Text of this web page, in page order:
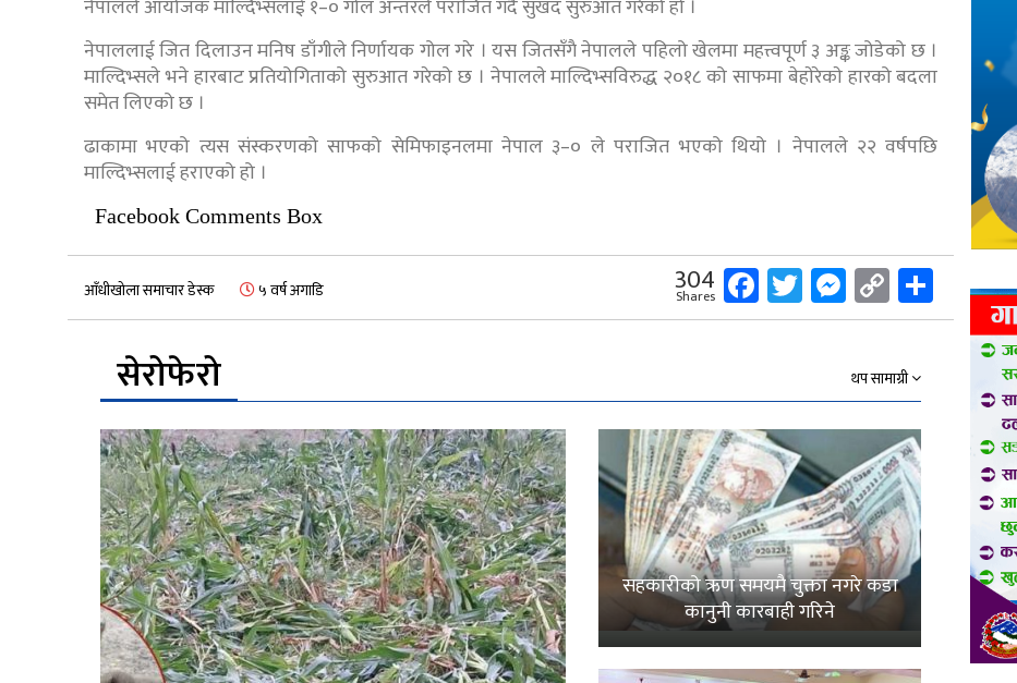
नेपालले आयोजक माल्दिभ्सलाई १–० गोल अन्तरले पराजित गर्दै सुखद सुरुआत गरेको हो ।
नेपाललाई जित दिलाउन मनिष डाँगीले निर्णायक गोल गरे । यस जितसँगै नेपालले पहिलो खेलमा महत्त्वपूर्ण ३ अङ्क जोडेको छ ।
माल्दिभ्सले भने हारबाट प्रतियोगिताको सुरुआत गरेको छ । नेपालले माल्दिभ्सविरुद्ध २०१८ को साफमा बेहाेरेकाे हारको बदला
समेत लिएको छ ।
ढाकामा भएको त्यस संस्करणको साफको सेमिफाइनलमा नेपाल ३–० ले पराजित भएको थियो । नेपालले २२ वर्षपछि
माल्दिभ्सलाई हराएको हो ।
Facebook Comments Box
आँधीखोला समाचार डेस्क ५ वर्ष अगाडि 304
Shares Facebook
Twitter
Messenger
Copy
Link
Share
सेरोफेरो
थप सामाग्री
सहकारीको ऋण समयमै चुक्ता नगरे कडा
कानुनी कारबाही गरिने